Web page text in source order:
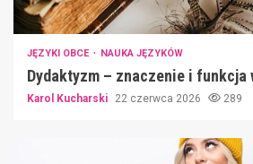
JĘZYKI OBCE NAUKA JĘZYKÓW
Dydaktyzm – znaczenie i
Karol Kucharski 22 czerwca 2026 289